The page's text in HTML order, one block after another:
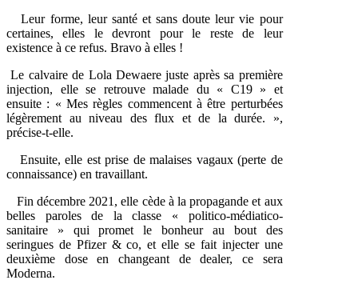
Leur forme, leur santé et sans doute leur vie pour
certaines, elles le devront pour le reste de leur
existence à ce refus. Bravo à elles !
Le calvaire de Lola Dewaere juste après sa première
injection, elle se retrouve malade du « C19 » et
ensuite : « Mes règles commencent à être perturbées
légèrement au niveau des flux et de la durée. »,
précise-t-elle.
Ensuite, elle est prise de malaises vagaux (perte de
connaissance) en travaillant.
Fin décembre 2021, elle cède à la propagande et aux
belles paroles de la classe « politico-médiatico-
sanitaire » qui promet le bonheur au bout des
seringues de Pfizer & co, et elle se fait injecter une
deuxième dose en changeant de dealer, ce sera
Moderna.